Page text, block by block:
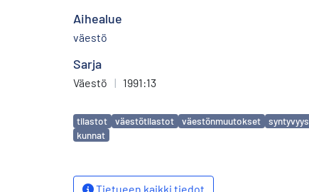
Aihealue
väestö
Sarja
Väestö | 1991:13
Avainsanat
tilastot väestötilastot väestönmuutokset syntyvyys
kunnat
Tietueen kaikki tiedot